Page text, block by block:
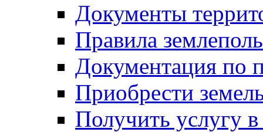
Документы
Правила
Документация по
Приобрести
Получить услугу в